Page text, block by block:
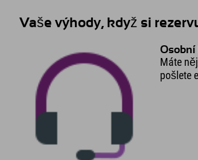
Vaše výhody, když si
Máte
pošlete